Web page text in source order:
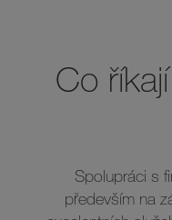
Co
Spolupráci s
především na